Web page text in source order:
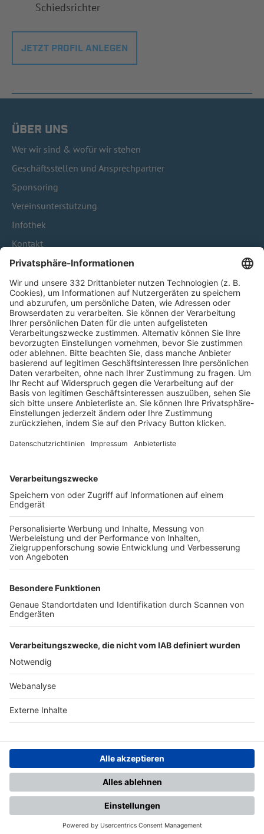
Schiedsrichter
JETZT PROFIL ANLEGEN
ÜBER UNS
Wer wir sind & wofür wir stehen
Geschäftsstellen und Ansprechpartner
Sponsoring
Vereinsunterstützung
Infothek
Kontakt
HÄUFIG BESUCHTE SEITEN
Pässe und Vereinswechsel
Trainerausbildung
Schulungsangebot Vereinsmitarbeiter
BFV-Geschäftsstellen
Trainerbörse
Login SpielPlus
FOLGE DEM BFV
TOP-VEREINE
TOP-PARTNER
Nutzungsbedingungen Datenschutz Impressum